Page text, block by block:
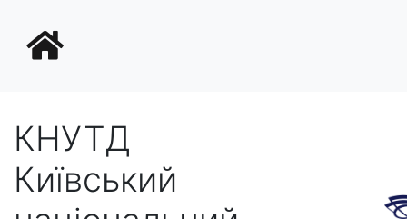
КНУТД
Київський